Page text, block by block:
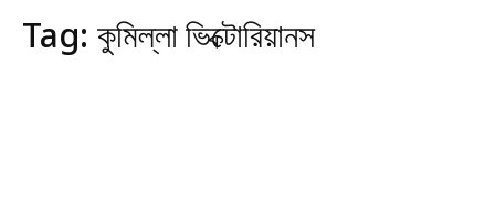
Tag: কুমিল্লা ভিক্টোরিয়ানস